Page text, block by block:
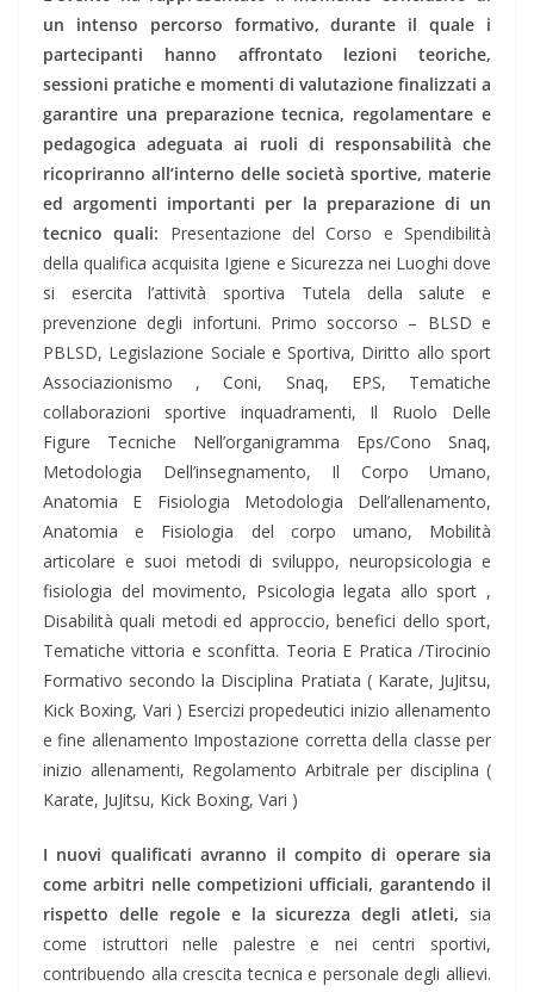
un intenso percorso formativo, durante il quale i
partecipanti hanno affrontato lezioni teoriche,
sessioni pratiche e momenti di valutazione finalizzati a
garantire una preparazione tecnica, regolamentare e
pedagogica adeguata ai ruoli di responsabilità che
ricopriranno all’interno delle società sportive, materie
ed argomenti importanti per la preparazione di un
tecnico quali: Presentazione del Corso e Spendibilità
della qualifica acquisita Igiene e Sicurezza nei Luoghi dove
si esercita l’attività sportiva Tutela della salute e
prevenzione degli infortuni. Primo soccorso – BLSD e
PBLSD, Legislazione Sociale e Sportiva, Diritto allo sport
Associazionismo , Coni, Snaq, EPS, Tematiche
collaborazioni sportive inquadramenti, Il Ruolo Delle
Figure Tecniche Nell’organigramma Eps/Cono Snaq,
Metodologia Dell’insegnamento, Il Corpo Umano,
Anatomia E Fisiologia Metodologia Dell’allenamento,
Anatomia e Fisiologia del corpo umano, Mobilità
articolare e suoi metodi di sviluppo, neuropsicologia e
fisiologia del movimento, Psicologia legata allo sport ,
Disabilità quali metodi ed approccio, benefici dello sport,
Tematiche vittoria e sconfitta. Teoria E Pratica /Tirocinio
Formativo secondo la Disciplina Pratiata ( Karate, JuJitsu,
Kick Boxing, Vari ) Esercizi propedeutici inizio allenamento
e fine allenamento Impostazione corretta della classe per
inizio allenamenti, Regolamento Arbitrale per disciplina (
Karate, JuJitsu, Kick Boxing, Vari )
I nuovi qualificati avranno il compito di operare sia
come arbitri nelle competizioni ufficiali, garantendo il
rispetto delle regole e la sicurezza degli atleti, sia
come istruttori nelle palestre e nei centri sportivi,
contribuendo alla crescita tecnica e personale degli allievi.